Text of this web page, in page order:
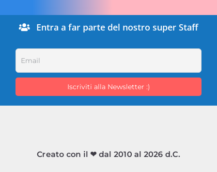
Entra a far parte del nostro super Staff
Creato con il ❤ dal 2010 al 2026 d.C.